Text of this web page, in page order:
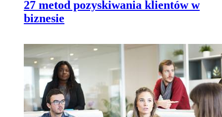
27 metod pozyskiwania klientów w
biznesie